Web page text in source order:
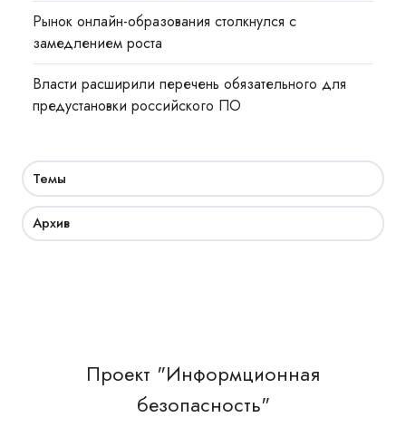
Рынок онлайн-образования столкнулся с
замедлением роста
Власти расширили перечень обязательного для
предустановки российского ПО
Темы
Архив
Проект "Информционная
безопасность"